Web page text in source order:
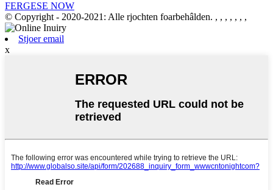
FERGESE NOW
© Copyright - 2020-2021: Alle rjochten foarbehâlden. , , , , , , ,
Stjoer email
x